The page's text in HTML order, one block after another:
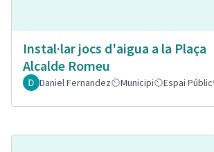
Instal·lar jocs d'aigua a la Plaça
Alcalde Romeu
Daniel Fernandez Municipi Espai Públic